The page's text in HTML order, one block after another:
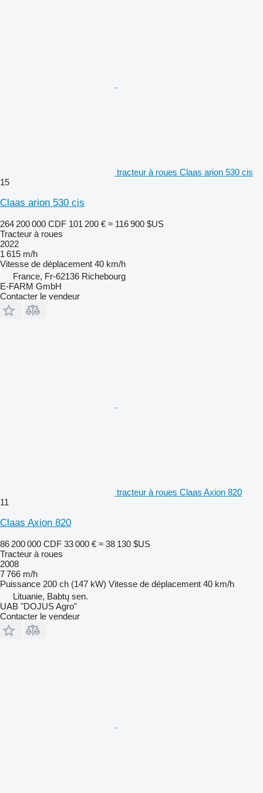
tracteur à roues Claas arion 530 cis
15
Claas arion 530 cis
264 200 000 CDF 101 200 € ≈ 116 900 $US
Tracteur à roues
2022
1 615 m/h
Vitesse de déplacement 40 km/h
France, Fr-62136 Richebourg
E-FARM GmbH
Contacter le vendeur
tracteur à roues Claas Axion 820
11
Claas Axion 820
86 200 000 CDF 33 000 € ≈ 38 130 $US
Tracteur à roues
2008
7 766 m/h
Puissance 200 ch (147 kW) Vitesse de déplacement 40 km/h
Lituanie, Babtų sen.
UAB "DOJUS Agro"
Contacter le vendeur